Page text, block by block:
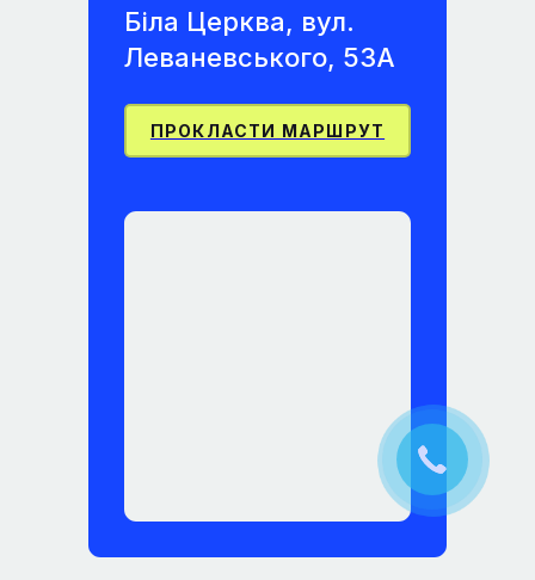
Біла Церква, вул.
Леваневського, 53А
ПРОКЛАСТИ МАРШРУТ